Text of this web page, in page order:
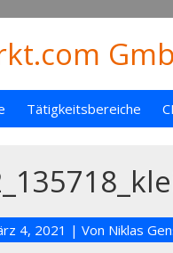
Tätigkeitsbereiche
4, 2021 | Von Niklas